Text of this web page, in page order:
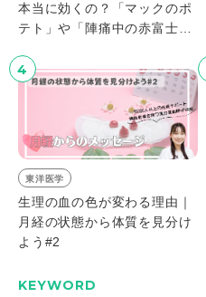
本当に効くの？「マックのポ
テト」や「陣痛中の赤富士」
ジンクス、徹底解説！
4
東洋医学
生理の血の色が変わる理由｜
月経の状態から体質を見分け
よう#2
KEYWORD